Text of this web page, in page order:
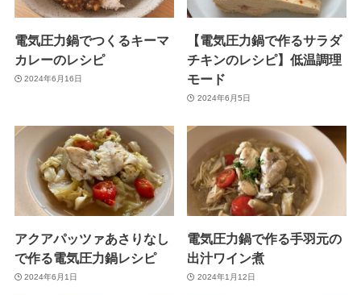
電気圧力鍋でつくるキーマ
カレーのレシピ
2024年6月16日
【電気圧力鍋で作るサラダ
チキンのレシピ】低温調理
モード
2024年6月5日
アクアパッツァあさりなし
で作る電気圧力鍋レシピ
2024年6月1日
電気圧力鍋で作る手羽元の
出汁ワイン煮
2024年1月12日